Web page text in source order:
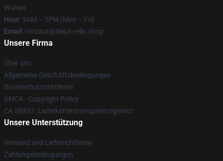
Wuhan
Hour: 9AM – 5PM (Mon – Fri)
Email : contact@dead-cells.shop
Unsere Firma
Über uns
Allgemeine Geschäftsbedingungen
Datenschutzrichtlinien
DMCA - Copyright Policy
CA SB657: Lieferkettentransparenzgesetz
Unsere Unterstützung
Versand und Lieferrichtlinien
Zahlungsbedingungen